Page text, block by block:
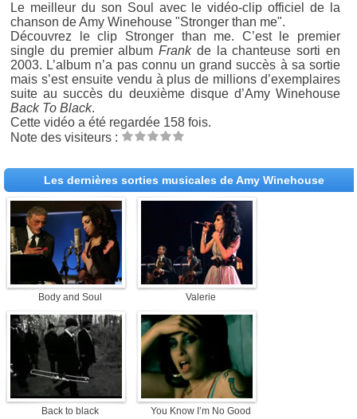
Le meilleur du son Soul avec le vidéo-clip officiel de la
chanson de Amy Winehouse "Stronger than me".
Découvrez le clip Stronger than me. C’est le premier
single du premier albumFrank de la chanteuse sorti en
2003. L’album n’a pas connu un grand succès à sa sortie
mais s’est ensuite vendu à plus de millions d’exemplaires
suite au succès du deuxième disque d’Amy Winehouse
Back To Black.
Cette vidéo a été regardée 158 fois.
Note des visiteurs :
Les dernières sorties musicales de Amy Winehouse
Body and Soul Valerie
Back to black You Know I’m No Good